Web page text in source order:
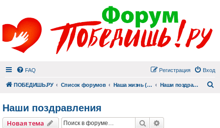
FAQ Вход
Регистрация
ПОБЕДИШЬ.РУ Список форумов Наша жизнь (не всё же о суициде!) Наши поздравления
Наши поздравления
Новая тема Поиск